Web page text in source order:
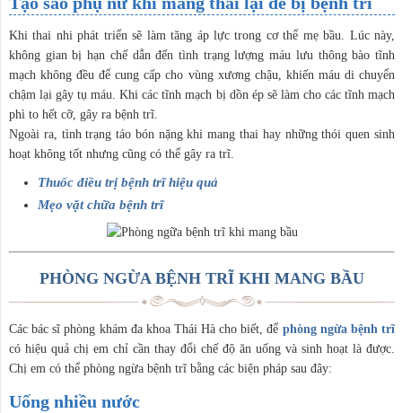
Khi thai nhi phát triển sẽ làm tăng áp lực trong cơ thể mẹ bầu. Lúc này,
không gian bị hạn chế dẫn đến tình trạng lượng máu lưu thông bào tĩnh
mạch không đều để cung cấp cho vùng xương chậu, khiến máu di chuyển
chậm lại gây tụ máu. Khi các tĩnh mạch bị dồn ép sẽ làm cho các tĩnh mạch
phì to hết cỡ, gây ra bệnh trĩ.
Ngoài ra, tình trạng táo bón nặng khi mang thai hay những thói quen sinh
hoạt không tốt nhưng cũng có thể gây ra trĩ.
Thuốc điều trị bệnh trĩ hiệu quả
Mẹo vặt chữa bệnh trĩ
PHÒNG NGỪA BỆNH TRĨ KHI MANG BẦU
Các bác sĩ phòng khám đa khoa Thái Hà cho biết, để phòng ngừa bệnh trĩ
có hiệu quả chị em chỉ cần thay đổi chế độ ăn uống và sinh hoạt là được.
Chị em có thể phòng ngừa bệnh trĩ bằng các biện pháp sau đây:
Uống nhiều nước